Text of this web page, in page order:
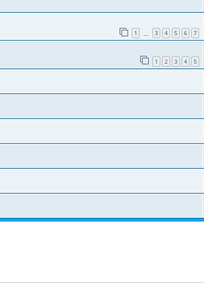
1 3 4 5 6 7
1 2 3 4 5